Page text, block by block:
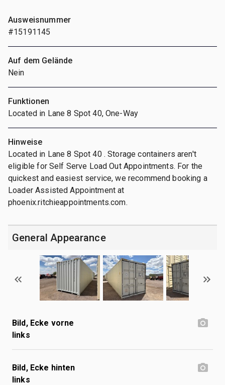
Ausweisnummer
#15191145
Auf dem Gelände
Nein
Funktionen
Located in Lane 8 Spot 40, One-Way
Hinweise
Located in Lane 8 Spot 40 . Storage containers aren't
eligible for Self Serve Load Out Appointments. For the
quickest and easiest service, we recommend booking a
Loader Assisted Appointment at
phoenix.ritchieappointments.com.
General Appearance
Bild, Ecke vorne
links
Bild, Ecke hinten
links